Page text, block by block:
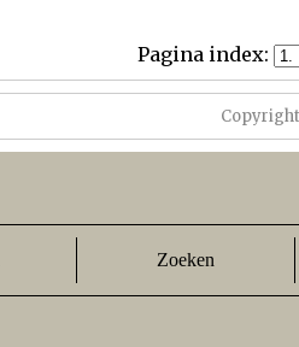
Pagina index:
Zoeken